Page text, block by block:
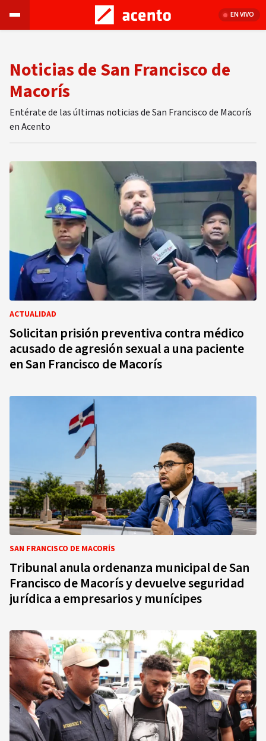
EN VIVO
Noticias de San Francisco de
Macorís
Entérate de las últimas noticias de San Francisco de Macorís
en Acento
ACTUALIDAD
Solicitan prisión preventiva contra médico
acusado de agresión sexual a una paciente
en San Francisco de Macorís
SAN FRANCISCO DE MACORÍS
Tribunal anula ordenanza municipal de San
Francisco de Macorís y devuelve seguridad
jurídica a empresarios y munícipes